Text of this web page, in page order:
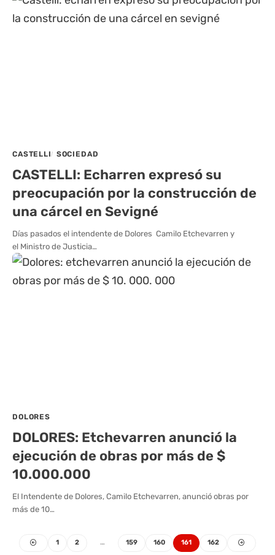
CASTELLI SOCIEDAD
CASTELLI: Echarren expresó su
preocupación por la construcción de
una cárcel en Sevigné
Días pasados el intendente de Dolores Camilo Etchevarren y
el Ministro de Justicia…
DOLORES
DOLORES: Etchevarren anunció la
ejecución de obras por más de $
10.000.000
El Intendente de Dolores, Camilo Etchevarren, anunció obras por
más de 10…
1 2 … 159 160 161 162